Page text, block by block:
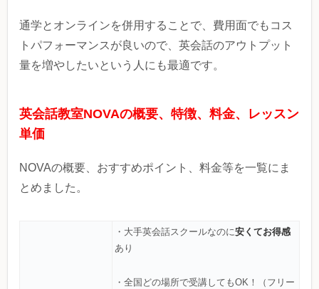
通学とオンラインを併用することで、費用面でもコス
トパフォーマンスが良いので、英会話のアウトプット
量を増やしたいという人にも最適です。
英会話教室NOVAの概要、特徴、料金、レッスン
単価
NOVAの概要、おすすめポイント、料金等を一覧にま
とめました。
・大手英会話スクールなのに安くてお得感
あり
・全国どの場所で受講してもOK！（フリー